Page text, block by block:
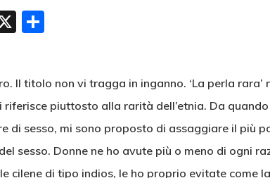
X
Il titolo non vi tragga in inganno. ‘La perla
riferisce piuttosto alla rarità dell’etnia. Da
di sesso, mi sono proposto di assaggiare il più
del sesso. Donne ne ho avute più o meno di ogni
cilene di tipo indios, le ho proprio evitate come